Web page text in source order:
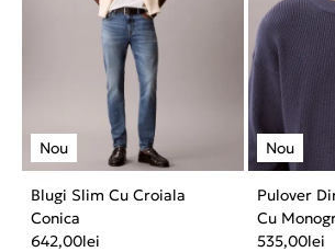
Blugi Slim Cu Croiala
Conica
642,00lei
Pulover
Cu
535,00lei